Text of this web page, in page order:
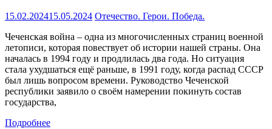
15.02.202415.05.2024 Отечество. Герои. Победа.
Чеченская война – одна из многочисленных страниц военной
летописи, которая повествует об истории нашей страны. Она
началась в 1994 году и продлилась два года. Но ситуация
стала ухудшаться ещё раньше, в 1991 году, когда распад СССР
был лишь вопросом времени. Руководство Чеченской
республики заявило о своём намерении покинуть состав
государства,
Подробнее